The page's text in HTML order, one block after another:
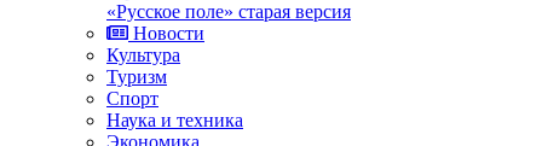
«Русское поле» старая версия
Новости
Культура
Туризм
Спорт
Наука и техника
Экономика